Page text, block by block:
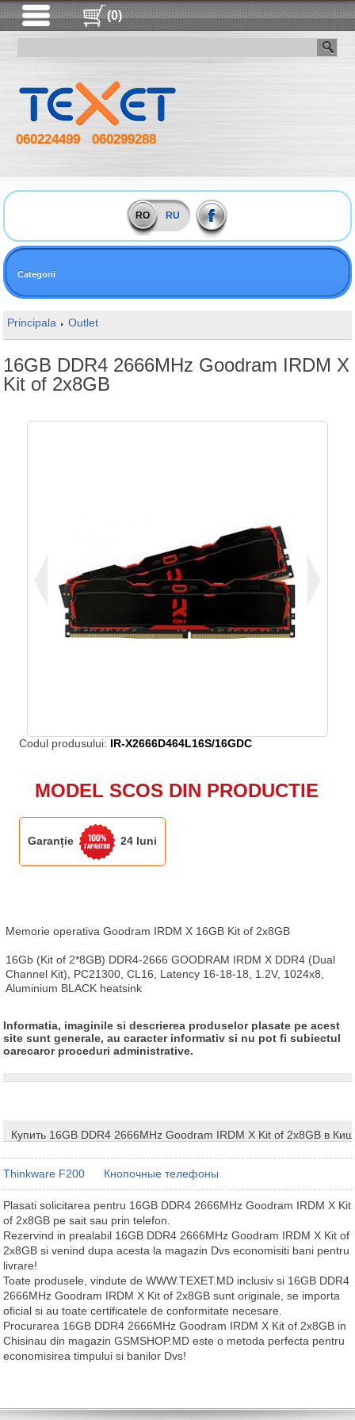
(0)
060224499 060299288
RO RU
Categorii
Principala Outlet
16GB DDR4 2666MHz Goodram IRDM X
Kit of 2x8GB
Codul produsului: IR-X2666D464L16S/16GDC
MODEL SCOS DIN PRODUCTIE
Garanție 24 luni
Memorie operativa Goodram IRDM X 16GB Kit of 2x8GB
16Gb (Kit of 2*8GB) DDR4-2666 GOODRAM IRDM X DDR4 (Dual
Channel Kit), PC21300, CL16, Latency 16-18-18, 1.2V, 1024x8,
Aluminium BLACK heatsink
Informatia, imaginile si descrierea produselor plasate pe acest
site sunt generale, au caracter informativ si nu pot fi subiectul
oarecaror proceduri administrative.
Купить 16GB DDR4 2666MHz Goodram IRDM X Kit of 2x8GB в
Thinkware F200 Кнопочные телефоны
Plasati solicitarea pentru 16GB DDR4 2666MHz Goodram IRDM X Kit
of 2x8GB pe sait sau prin telefon.
Rezervind in prealabil 16GB DDR4 2666MHz Goodram IRDM X Kit of
2x8GB si venind dupa acesta la magazin Dvs economisiti bani pentru
livrare!
Toate produsele, vindute de WWW.TEXET.MD inclusiv si 16GB DDR4
2666MHz Goodram IRDM X Kit of 2x8GB sunt originale, se importa
oficial si au toate certificatele de conformitate necesare.
Procurarea 16GB DDR4 2666MHz Goodram IRDM X Kit of 2x8GB in
Chisinau din magazin GSMSHOP.MD este o metoda perfecta pentru
economisirea timpului si banilor Dvs!